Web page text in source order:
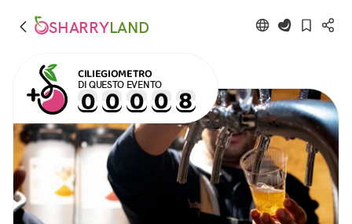
SHARRYLAND
CILIEGIOMETRO
DI QUESTO EVENTO